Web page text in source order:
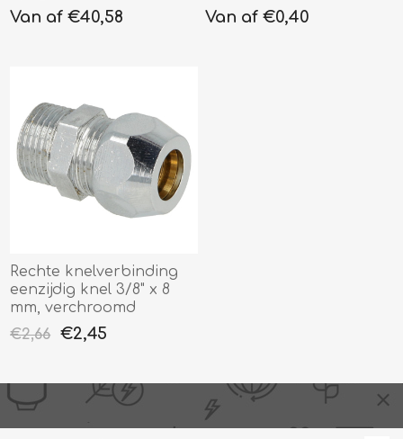
Van af €40,58 Van af €0,40
Rechte knelverbinding
eenzijdig knel 3/8" x 8
mm, verchroomd
€2,66
€2,45